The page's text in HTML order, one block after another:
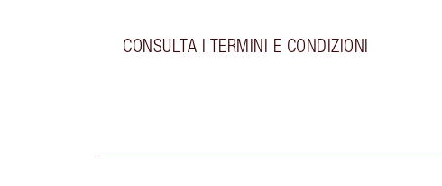
CONSULTA I TERMINI E CONDIZIONI